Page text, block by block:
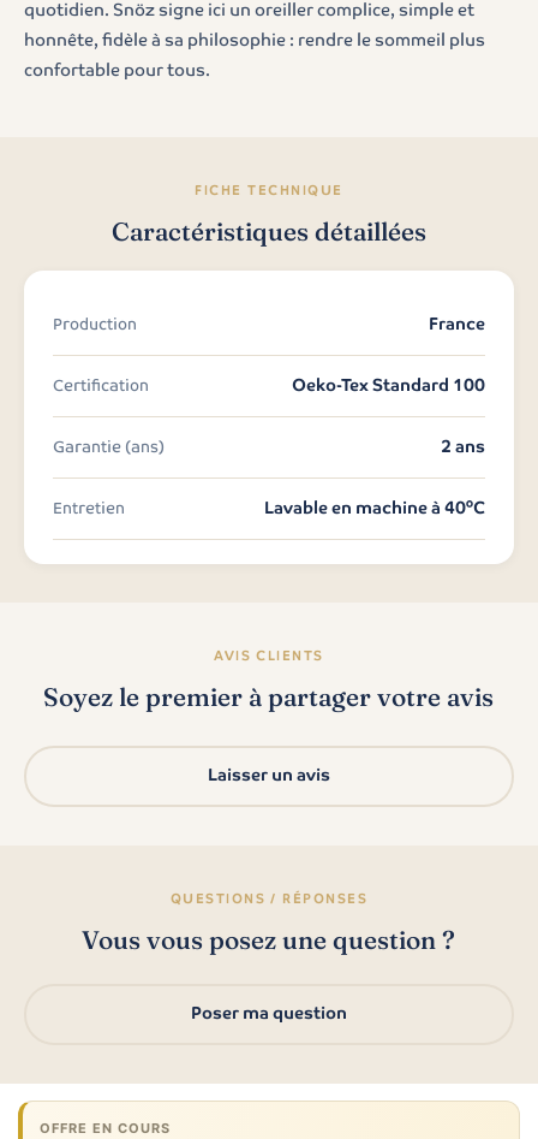
quotidien. Snöz signe ici un oreiller complice, simple et
honnête, fidèle à sa philosophie : rendre le sommeil plus
confortable pour tous.
FICHE TECHNIQUE
Caractéristiques détaillées
Production France
Certification Oeko-Tex Standard 100
Garantie (ans) 2 ans
Entretien Lavable en machine à 40°C
AVIS CLIENTS
Soyez le premier à partager votre avis
Laisser un avis
QUESTIONS / RÉPONSES
Vous vous posez une question ?
Poser ma question
OFFRE EN COURS